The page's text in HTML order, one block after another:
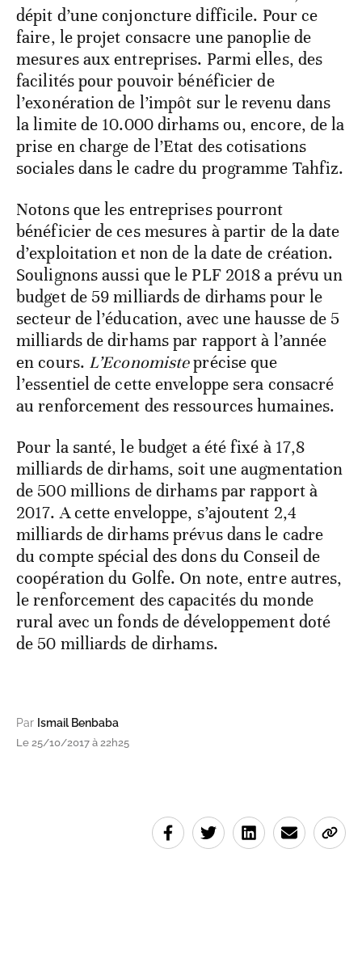
dépit d’une conjoncture difficile. Pour ce
faire, le projet consacre une panoplie de
mesures aux entreprises. Parmi elles, des
facilités pour pouvoir bénéficier de
l’exonération de l’impôt sur le revenu dans
la limite de 10.000 dirhams ou, encore, de la
prise en charge de l’Etat des cotisations
sociales dans le cadre du programme Tahfiz.
Notons que les entreprises pourront
bénéficier de ces mesures à partir de la date
d’exploitation et non de la date de création.
Soulignons aussi que le PLF 2018 a prévu un
budget de 59 milliards de dirhams pour le
secteur de l’éducation, avec une hausse de 5
milliards de dirhams par rapport à l’année
en cours. L’Economisteprécise que
l’essentiel de cette enveloppe sera consacré
au renforcement des ressources humaines.
Pour la santé, le budget a été fixé à 17,8
milliards de dirhams, soit une augmentation
de 500 millions de dirhams par rapport à
2017. A cette enveloppe, s’ajoutent 2,4
milliards de dirhams prévus dans le cadre
du compte spécial des dons du Conseil de
coopération du Golfe. On note, entre autres,
le renforcement des capacités du monde
rural avec un fonds de développement doté
de 50 milliards de dirhams.
Par Ismail Benbaba
Le 25/10/2017 à 22h25